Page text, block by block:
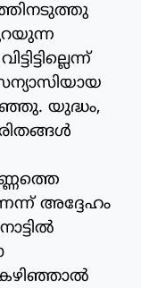
യുദ്ധം,
അദ്ദേഹം